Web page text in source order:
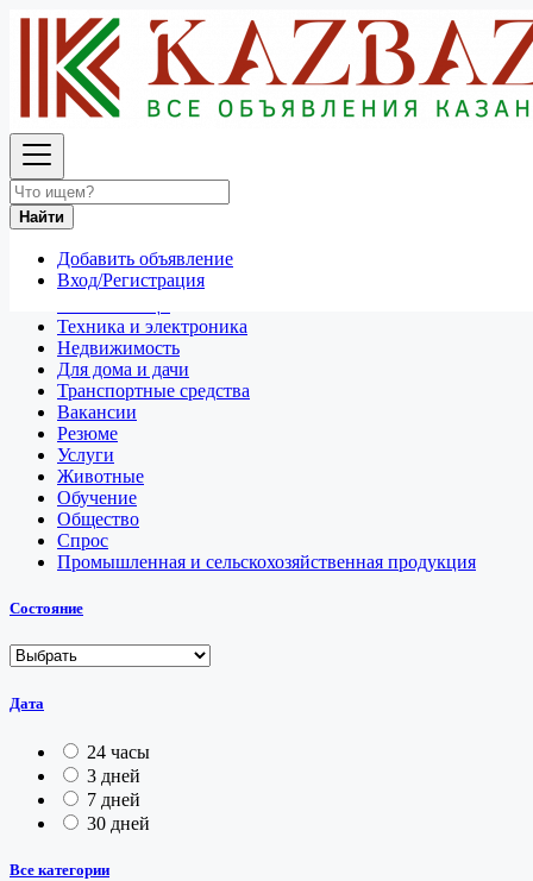
Найти
Добавить объявление
Вход/Регистрация
Для дома и дачи
Посуда и товары для кухни
Все объявления в 50 км around Чита
Отдам даром
Разное
Техника и электроника
Недвижимость
Для дома и дачи
Транспортные средства
Вакансии
Резюме
Услуги
Животные
Обучение
Общество
Спрос
Промышленная и сельскохозяйственная продукция
Состояние
Дата
24 часы
3 дней
7 дней
30 дней
Все категории